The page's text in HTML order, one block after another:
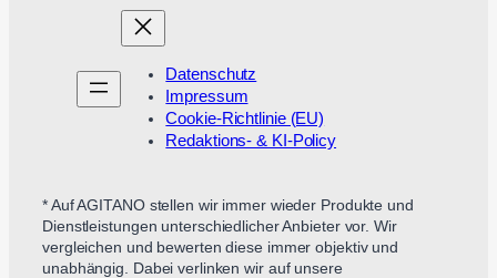
Datenschutz
Impressum
Cookie-Richtlinie (EU)
Redaktions- & KI-Policy
* Auf AGITANO stellen wir immer wieder Produkte und
Dienstleistungen unterschiedlicher Anbieter vor. Wir
vergleichen und bewerten diese immer objektiv und
unabhängig. Dabei verlinken wir auf unsere